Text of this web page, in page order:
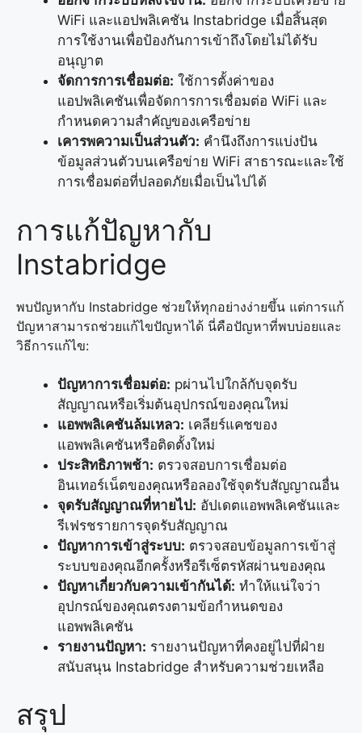
WiFi และแอปพลิเคชัน Instabridge เมื่อสิ้นสุด
การใช้งานเพื่อป้องกันการเข้าถึงโดยไม่ได้รับ
อนุญาต
จัดการการเชื่อมต่อ: ใช้การตั้งค่าของ
แอปพลิเคชันเพื่อจัดการการเชื่อมต่อ WiFi และ
กำหนดความสำคัญของเครือข่าย
เคารพความเป็นส่วนตัว: คำนึงถึงการแบ่งปัน
ข้อมูลส่วนตัวบนเครือข่าย WiFi สาธารณะและใช้
การเชื่อมต่อที่ปลอดภัยเมื่อเป็นไปได้
การแก้ปัญหากับ
Instabridge
พบปัญหากับ Instabridge ช่วยให้ทุกอย่างง่ายขึ้น แต่การแก้
ปัญหาสามารถช่วยแก้ไขปัญหาได้ นี่คือปัญหาที่พบบ่อยและ
วิธีการแก้ไข:
ปัญหาการเชื่อมต่อ: pผ่านไปใกล้กับจุดรับ
สัญญาณหรือเริ่มต้นอุปกรณ์ของคุณใหม่
แอพพลิเคชันล้มเหลว: เคลียร์แคชของ
แอพพลิเคชันหรือติดตั้งใหม่
ประสิทธิภาพช้า: ตรวจสอบการเชื่อมต่อ
อินเทอร์เน็ตของคุณหรือลองใช้จุดรับสัญญาณอื่น
จุดรับสัญญาณที่หายไป: อัปเดตแอพพลิเคชันและ
รีเฟรชรายการจุดรับสัญญาณ
ปัญหาการเข้าสู่ระบบ: ตรวจสอบข้อมูลการเข้าสู่
ระบบของคุณอีกครั้งหรือรีเซ็ตรหัสผ่านของคุณ
ปัญหาเกี่ยวกับความเข้ากันได้: ทำให้แน่ใจว่า
อุปกรณ์ของคุณตรงตามข้อกำหนดของ
แอพพลิเคชัน
รายงานปัญหา: รายงานปัญหาที่คงอยู่ไปที่ฝ่าย
สนับสนุน Instabridge สำหรับความช่วยเหลือ
สรุป